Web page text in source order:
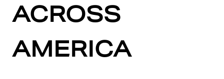
ACROSS
AMERICA